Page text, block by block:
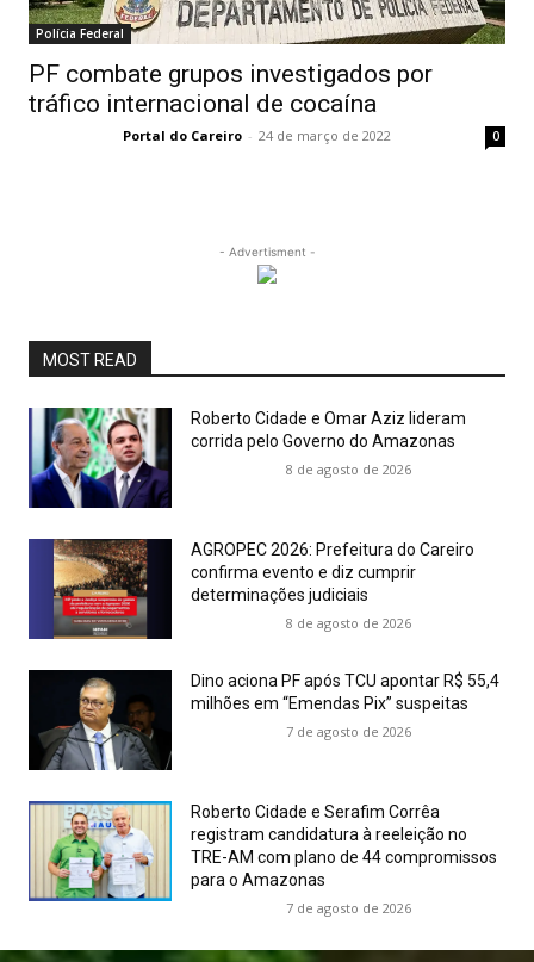
Polícia Federal
PF combate grupos investigados por
tráfico internacional de cocaína
Portal do Careiro - 24 de março de 2022 0
- Advertisment -
MOST READ
Roberto Cidade e Omar Aziz lideram
corrida pelo Governo do Amazonas
8 de agosto de 2026
AGROPEC 2026: Prefeitura do Careiro
confirma evento e diz cumprir
determinações judiciais
8 de agosto de 2026
Dino aciona PF após TCU apontar R$ 55,4
milhões em “Emendas Pix” suspeitas
7 de agosto de 2026
Roberto Cidade e Serafim Corrêa
registram candidatura à reeleição no
TRE-AM com plano de 44 compromissos
para o Amazonas
7 de agosto de 2026